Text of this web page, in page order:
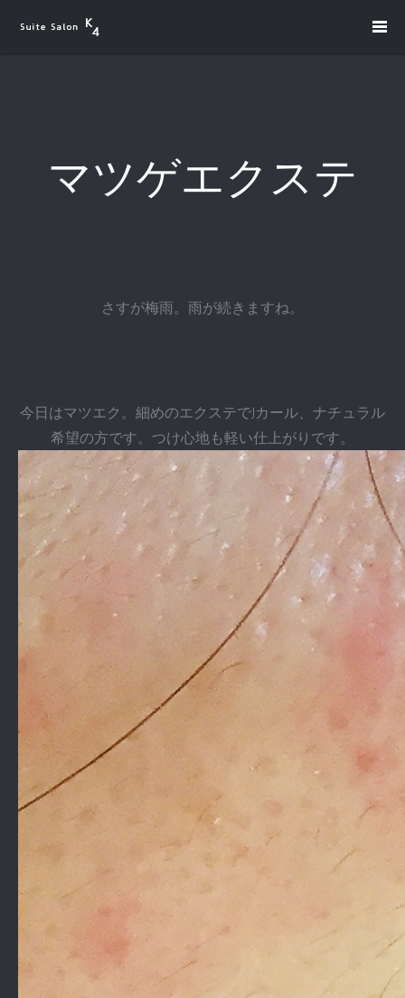
マツゲエクステ
さすが梅雨。雨が続きますね。
今日はマツエク。細めのエクステでJカール、ナチュラル
希望の方です。つけ心地も軽い仕上がりです。